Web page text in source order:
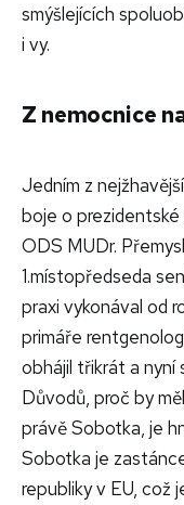
smýšlejících
i vy.
Z nemocnice
Jedním z
boje o
ODS MUDr.
1.místopředseda
praxi vykonával od
primáře
obhájil třikrát a nyní
Důvodů, proč by
právě Sobotka, je
Sobotka je
republiky v EU, což